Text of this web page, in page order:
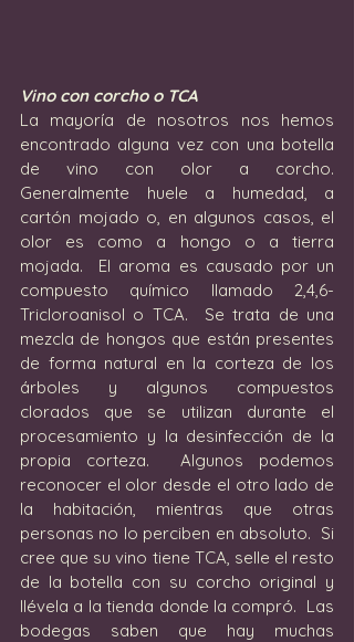
Vino con corcho o TCA
La mayoría de nosotros nos hemos
encontrado alguna vez con una botella
de vino con olor a corcho.
Generalmente huele a humedad, a
cartón mojado o, en algunos casos, el
olor es como a hongo o a tierra
mojada.  El aroma es causado por un
compuesto químico llamado 2,4,6-
Tricloroanisol o TCA.  Se trata de una
mezcla de hongos que están presentes
de forma natural en la corteza de los
árboles y algunos compuestos
clorados que se utilizan durante el
procesamiento y la desinfección de la
propia corteza.  Algunos podemos
reconocer el olor desde el otro lado de
la habitación, mientras que otras
personas no lo perciben en absoluto.  Si
cree que su vino tiene TCA, selle el resto
de la botella con su corcho original y
llévela a la tienda donde la compró.  Las
bodegas saben que hay muchas